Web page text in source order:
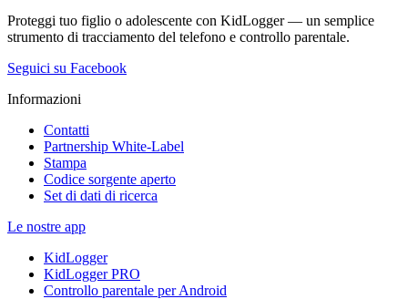
Proteggi tuo figlio o adolescente con KidLogger — un semplice
strumento di tracciamento del telefono e controllo parentale.
Seguici su Facebook
Informazioni
Contatti
Partnership White-Label
Stampa
Codice sorgente aperto
Set di dati di ricerca
Le nostre app
KidLogger
KidLogger PRO
Controllo parentale per Android